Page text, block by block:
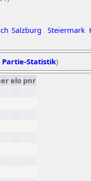
Salzburg Steiermark
Statistik)
elo pnr